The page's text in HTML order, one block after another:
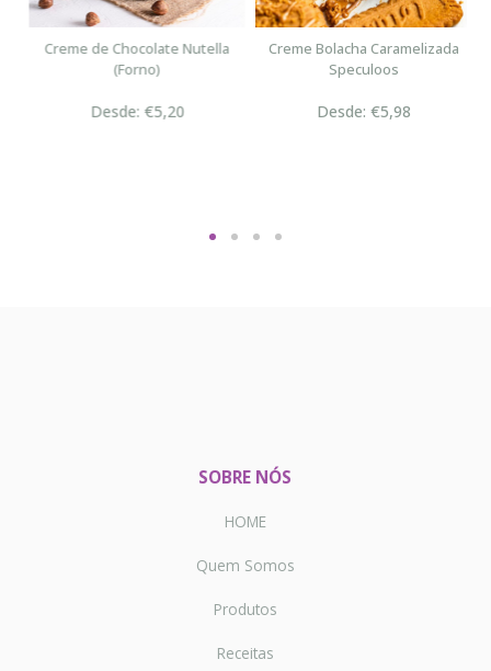
Creme de Chocolate Nutella
(Forno)
Desde: €5,20
Creme Bolacha Caramelizada
Speculoos
Desde: €5,98
SOBRE NÓS
HOME
Quem Somos
Produtos
Receitas